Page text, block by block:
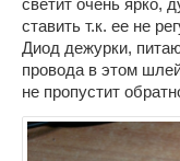
ставить т.к. ее не
Диод дежурки,
провода в этом
не пропустит